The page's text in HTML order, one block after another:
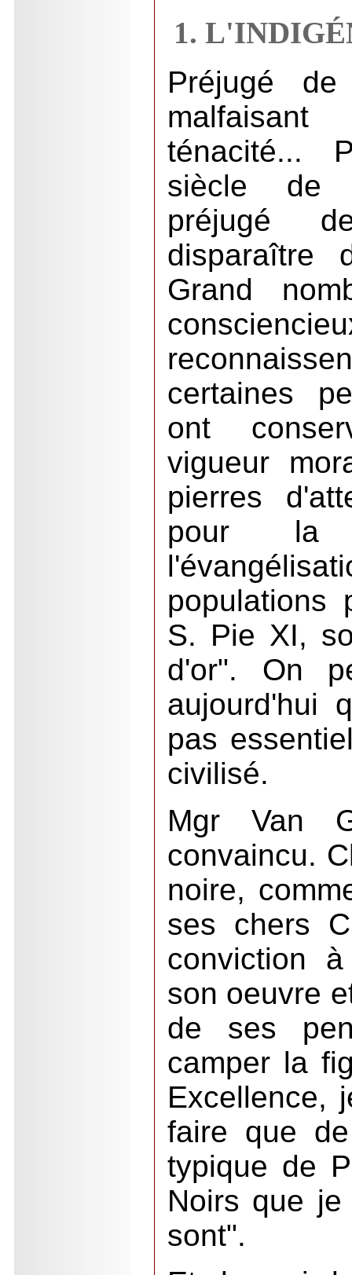
1.
Préjugé
ténacité...
siècle de
préjugé
disparaître
Grand
certaines
ont
vigueur
pierres
pour la
populations
S. Pie XI,
d'or". On
aujourd'hui
pas
civilisé.
Mgr Van
convaincu.
noire,
ses chers
conviction
son oeuvre
de ses
camper la
Excellence,
faire que
typique de
Noirs que
sont".